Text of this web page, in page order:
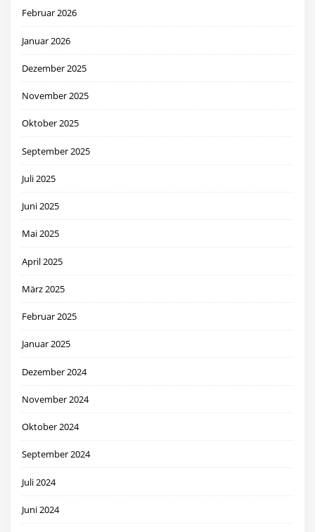
Februar 2026
Januar 2026
Dezember 2025
November 2025
Oktober 2025
September 2025
Juli 2025
Juni 2025
Mai 2025
April 2025
März 2025
Februar 2025
Januar 2025
Dezember 2024
November 2024
Oktober 2024
September 2024
Juli 2024
Juni 2024